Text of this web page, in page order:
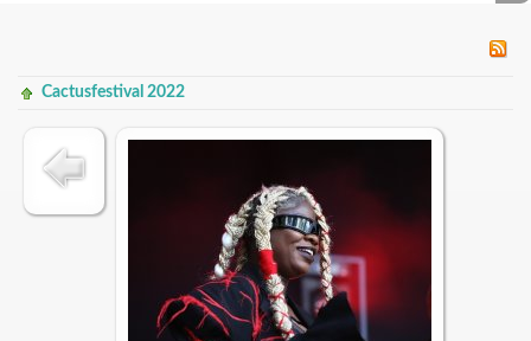
Cactusfestival 2022